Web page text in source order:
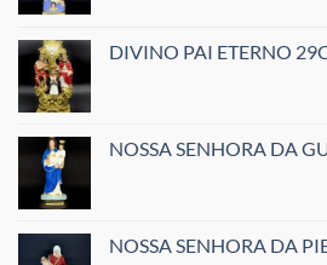
DIVINO PAI ETERNO
NOSSA SENHORA DA
NOSSA SENHORA DA